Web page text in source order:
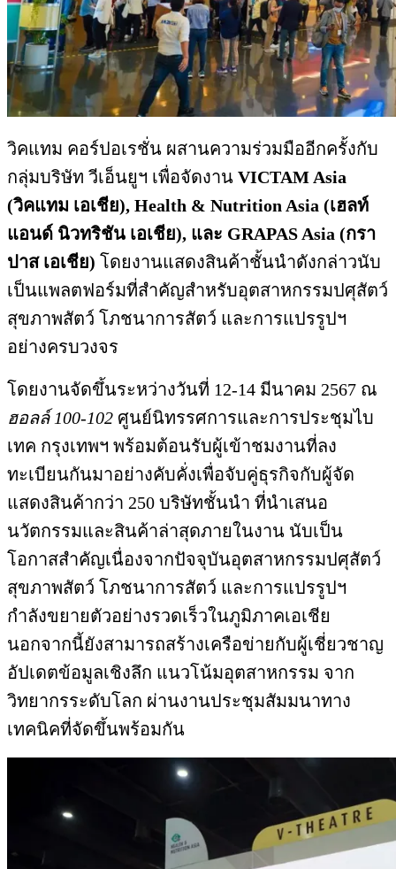
วิคแทม คอร์ปอเรชั่น ผสานความร่วมมืออีกครั้งกับ
กลุ่มบริษัท วีเอ็นยูฯ เพื่อจัดงาน VICTAM Asia
(วิคแทม เอเชีย), Health & Nutrition Asia (เฮลท์
แอนด์ นิวทริชัน เอเชีย), และ GRAPAS Asia (กรา
ปาส เอเชีย) โดยงานแสดงสินค้าชั้นนำดังกล่าวนับ
เป็นแพลตฟอร์มที่สำคัญสำหรับอุตสาหกรรมปศุสัตว์
สุขภาพสัตว์ โภชนาการสัตว์ และการแปรรูปฯ
อย่างครบวงจร
โดยงานจัดขึ้นระหว่างวันที่ 12-14 มีนาคม 2567 ณ
ฮอลล์ 100-102 ศูนย์นิทรรศการและการประชุมไบ
เทค กรุงเทพฯ พร้อมต้อนรับผู้เข้าชมงานที่ลง
ทะเบียนกันมาอย่างคับคั่งเพื่อจับคู่ธุรกิจกับผู้จัด
แสดงสินค้ากว่า 250 บริษัทชั้นนำ ที่นำเสนอ
นวัตกรรมและสินค้าล่าสุดภายในงาน นับเป็น
โอกาสสำคัญเนื่องจากปัจจุบันอุตสาหกรรมปศุสัตว์
สุขภาพสัตว์ โภชนาการสัตว์ และการแปรรูปฯ
กำลังขยายตัวอย่างรวดเร็วในภูมิภาคเอเชีย
นอกจากนี้ยังสามารถสร้างเครือข่ายกับผู้เชี่ยวชาญ
อัปเดตข้อมูลเชิงลึก แนวโน้มอุตสาหกรรม จาก
วิทยากรระดับโลก ผ่านงานประชุมสัมมนาทาง
เทคนิคที่จัดขึ้นพร้อมกัน